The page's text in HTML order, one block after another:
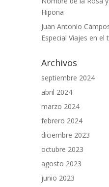
Hipona
Juan Antonio
Especial Viajes en el
Archivos
septiembre 2024
abril 2024
marzo 2024
febrero 2024
diciembre 2023
octubre 2023
agosto 2023
junio 2023